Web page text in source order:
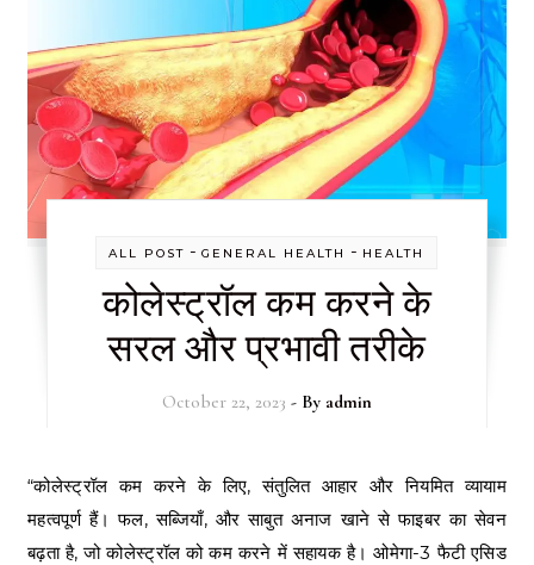
ALL POST -GENERAL HEALTH - HEALTH
कोलेस्ट्रॉल कम करने के
सरल और प्रभावी तरीके
October 22, 2023 - By admin
“कोलेस्ट्रॉल कम करने के लिए, संतुलित आहार और नियमित व्यायाम
महत्वपूर्ण हैं। फल, सब्जियाँ, और साबुत अनाज खाने से फाइबर का सेवन
बढ़ता है, जो कोलेस्ट्रॉल को कम करने में सहायक है। ओमेगा-3 फैटी एसिड